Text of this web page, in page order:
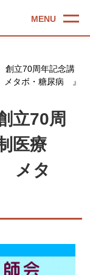
立70周年記念講
タボ・糖尿病 』
立70周
医療
メタ